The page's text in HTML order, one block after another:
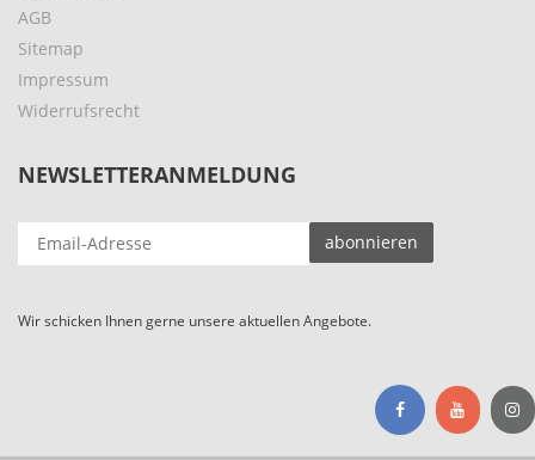
AGB
Sitemap
Impressum
Widerrufsrecht
NEWSLETTERANMELDUNG
EMAIL-
ADRESSE
abonnieren
Wir schicken Ihnen gerne unsere aktuellen Angebote.